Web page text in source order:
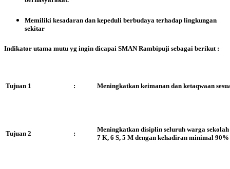
Memiliki kesadaran dan kepeduli berbudaya terhadap lingkungan
sekitar
Indikator utama mutu yg ingin dicapai SMAN Rambipuji sebagai berikut :
Tujuan 1 : Meningkatkan keimanan dan ketaqwaan
Tujuan 2 :
Meningkatkan disiplin seluruh warga
7 K, 6 S, 5 M dengan kehadiran minimal 90%